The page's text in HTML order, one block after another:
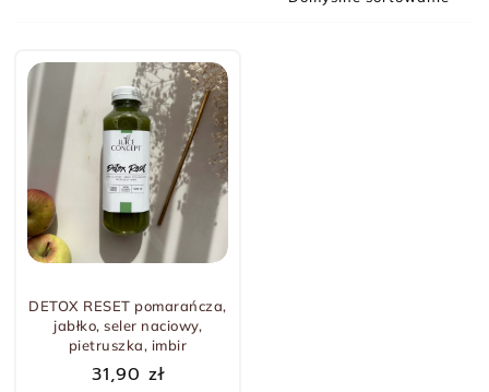
DETOX RESET pomarańcza,
jabłko, seler naciowy,
pietruszka, imbir
31,90 zł